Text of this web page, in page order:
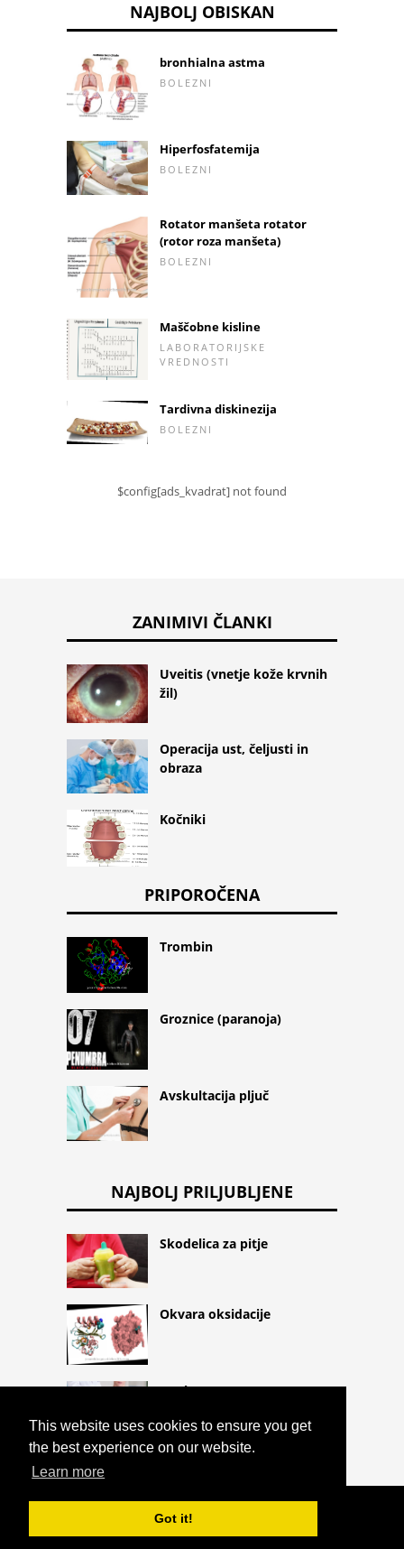
This website uses cookies to ensure you get
the best experience on our website.
Learn more
Got it!
NAJBOLJ OBISKAN
bronhialna astma
BOLEZNI
Hiperfosfatemija
BOLEZNI
Rotator manšeta rotator
(rotor roza manšeta)
BOLEZNI
Maščobne kisline
LABORATORIJSKE
VREDNOSTI
Tardivna diskinezija
BOLEZNI
$config[ads_kvadrat] not found
ZANIMIVI ČLANKI
Uveitis (vnetje kože krvnih
žil)
Operacija ust, čeljusti in
obraza
Kočniki
PRIPOROČENA
Trombin
Groznice (paranoja)
Avskultacija pljuč
NAJBOLJ PRILJUBLJENE
Skodelica za pitje
Okvara oksidacije
Igral
COPYRIGHT 2026 HTTPS://CQLIFE.NET